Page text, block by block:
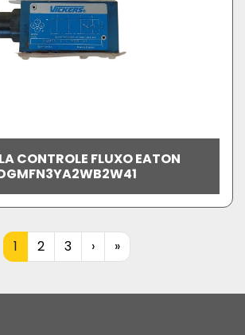
CONTROLE FLUXO EATON
1 2 3 › »